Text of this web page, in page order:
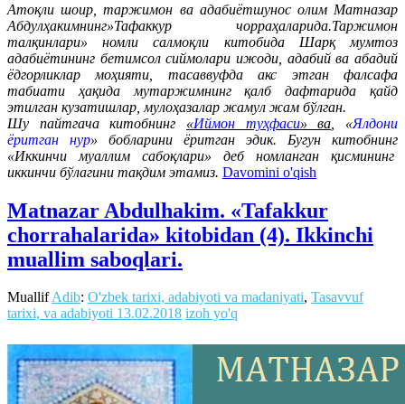
Атоқли шоир, таржимон ва адабиётшунос олим Матназар
Абдулҳакимнинг»Тафаккур чорраҳаларида.Таржимон
талқинлари» номли салмоқли китобида Шарқ мумтоз
адабиётининг бетимсол сиймолари ижоди, адабий ва абадий
ёдгорликлар моҳияти, тасаввуфда акс этган фалсафа
табиати ҳақида мутаржимнинг қалб дафтарида қайд
этилган кузатишлар, мулоҳазалар жамул жам бўлган.
Шу пайтгача китобнинг «Иймон туҳфаси» ва , «Ялдони
ёритган нур» бобларини ёритган эдик. Бугун китобнинг
«Иккинчи муаллим сабоқлари» деб номланган қисмининг
иккинчи бўлагини тақдим этамиз. Davomini o'qish
Matnazar Abdulhakim. «Tafakkur
chorrahalarida» kitobidan (4). Ikkinchi
muallim saboqlari.
MuallifAdib: O'zbek tarixi, adabiyoti va madaniyati, Tasavvuf
tarixi, va adabiyoti 13.02.2018 izoh yo'q